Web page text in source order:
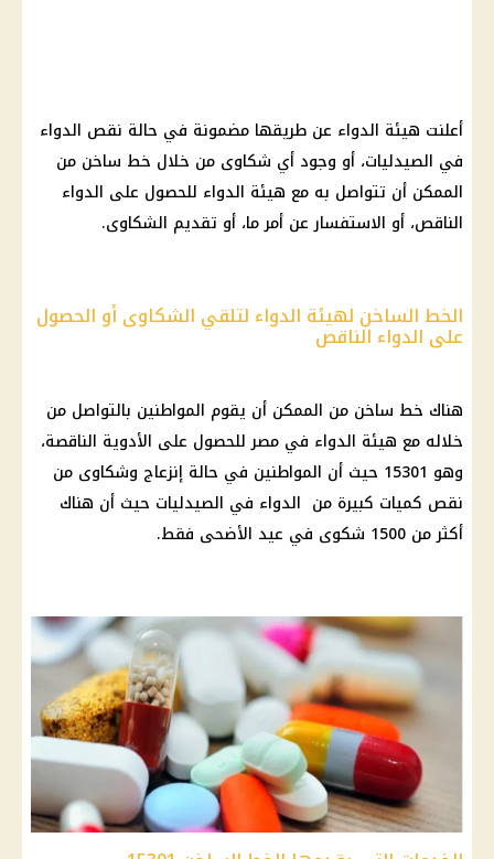
أعلنت هيئة الدواء عن طريقها مضمونة في حالة نقص الدواء
في الصيدليات، أو وجود أي شكاوى من خلال خط ساخن من
الممكن أن تتواصل به مع هيئة الدواء للحصول على الدواء
الناقص، أو الاستفسار عن أمر ما، أو تقديم الشكاوى.
الخط الساخن لهيئة الدواء لتلقي الشكاوى أو الحصول
على الدواء الناقص
هناك خط ساخن من الممكن أن يقوم المواطنين بالتواصل من
خلاله مع هيئة الدواء في مصر للحصول على الأدوية الناقصة،
وهو 15301 حيث أن المواطنين في حالة إنزعاج وشكاوى من
نقص كميات كبيرة من الدواء في الصيدليات حيث أن هناك
أكثر من 1500 شكوى في
عيد الأضحى فقط.